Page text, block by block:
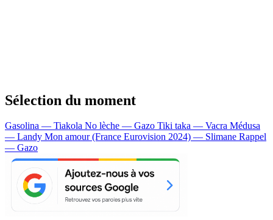
Sélection du moment
Gasolina — Tiakola No lèche — Gazo Tiki taka — Vacra Médusa
— Landy Mon amour (France Eurovision 2024) — Slimane Rappel
— Gazo